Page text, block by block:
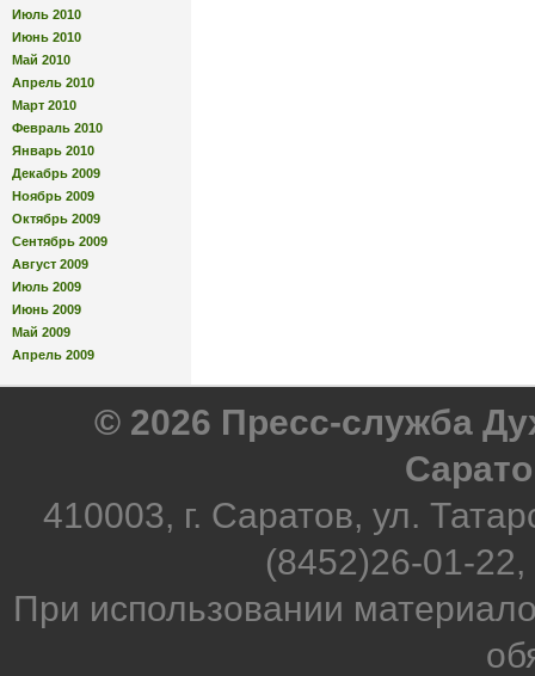
Июль 2010
Июнь 2010
Май 2010
Апрель 2010
Март 2010
Февраль 2010
Январь 2010
Декабрь 2009
Ноябрь 2009
Октябрь 2009
Сентябрь 2009
Август 2009
Июль 2009
Июнь 2009
Май 2009
Апрель 2009
© 2026 Пресс-служба
410003, г. Саратов, ул.
(8452)26-01-
При использовании